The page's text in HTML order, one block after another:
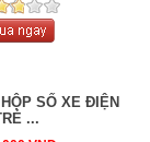
SỐ XE ĐIỆN
...